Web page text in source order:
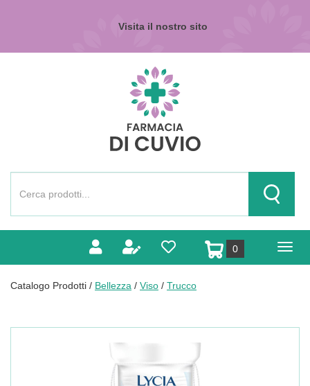
Visita il nostro sito
Prodotto
Cerca
0prodotti
inseriti
Catalogo Prodotti / Bellezza / Viso / Trucco